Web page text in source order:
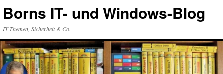
Inhalt
Borns IT- und Windows-Blog
IT-Themen, Sicherheit & Co.